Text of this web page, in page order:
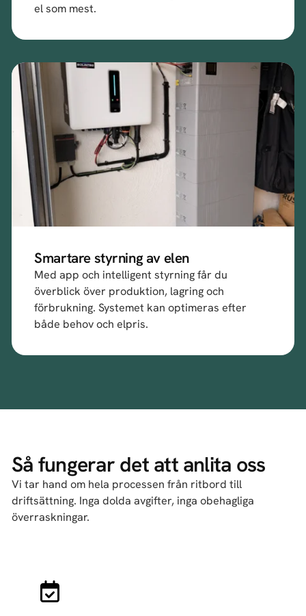
el som mest.
Smartare styrning av elen
Med app och intelligent styrning får du
överblick över produktion, lagring och
förbrukning. Systemet kan optimeras efter
både behov och elpris.
Så fungerar det att anlita oss
Vi tar hand om hela processen från ritbord till
driftsättning. Inga dolda avgifter, inga obehagliga
överraskningar.